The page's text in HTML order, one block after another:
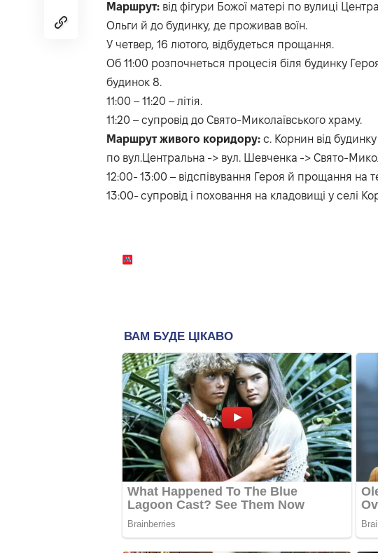
Маршрут: від фігури Божої матері по вулиці
Ольги й до будинку, де проживав воїн.
У четвер, 16 лютого, відбудеться прощання.
Об 11:00 розпочнеться процесія біля будинку
будинок 8.
11:00 – 11:20 – літія.
11:20 – супровід до Свято-Миколаївського храму.
Маршрут живого коридору: с. Корнин від
по вул.Центральна -> вул. Шевченка -> Свято-
12:00- 13:00 – відспівування Героя й прощання на
13:00- супровід і поховання на кладовищі у селі